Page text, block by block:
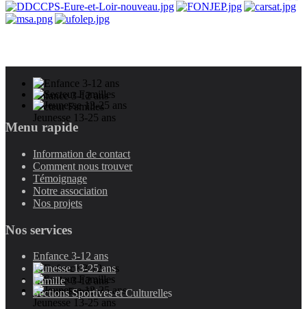
Enfance 3-12 ans
Enfance 3-12 ans
Secteur Familles
Secteur Familles
Jeunesse 13-25 ans
Jeunesse 13-25 ans
Menu rapide
Information de contact
Comment nous trouver
Témoignage
Notre association
Nos projets
Nos services
Enfance 3-12 ans
Jeunesse 13-25 ans
Famille
Sections Sportives et Culturelles